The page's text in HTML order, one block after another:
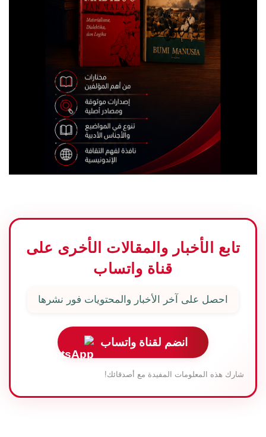
تابع الأخبار والمقالات الأخرى على
قناة واتساب
احصل على آخر الأخبار والمحتويات فور نشرها
انضم لقناة واتساب
شارك هذه المعلومات المفيدة مع أصدقائك!